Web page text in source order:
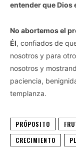
entender que Dios
No abortemos el
Él, confiados de
nosotros y para
nosotros y
paciencia,
templanza.
PRÓPOSITO
CRECIMIENTO